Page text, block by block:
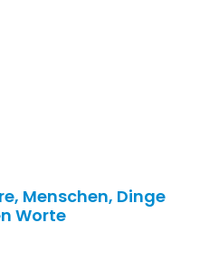
Menschen, Dinge
Worte